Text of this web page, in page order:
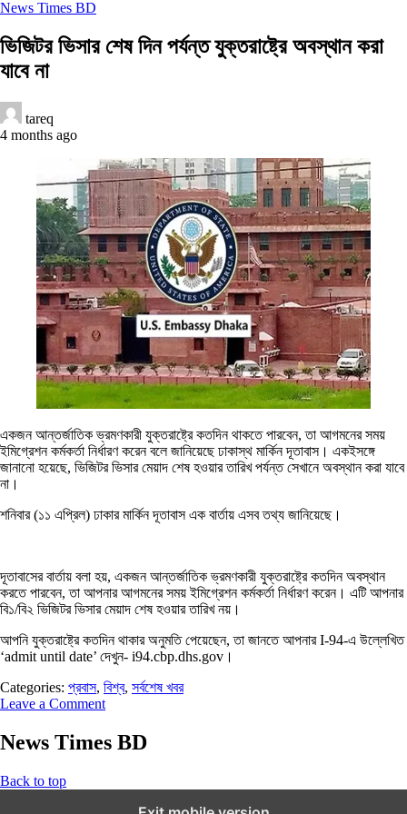
News Times BD
ভিজিটর ভিসার শেষ দিন পর্যন্ত যুক্তরাষ্ট্রে অবস্থান করা
যাবে না
tareq
4 months ago
একজন আন্তর্জাতিক ভ্রমণকারী যুক্তরাষ্ট্রে কতদিন থাকতে পারবেন, তা আগমনের সময়
ইমিগ্রেশন কর্মকর্তা নির্ধারণ করেন বলে জানিয়েছে ঢাকাস্থ মার্কিন দূতাবাস। একইসঙ্গে
জানানো হয়েছে, ভিজিটর ভিসার মেয়াদ শেষ হওয়ার তারিখ পর্যন্ত সেখানে অবস্থান করা যাবে
না।
শনিবার (১১ এপ্রিল) ঢাকার মার্কিন দূতাবাস এক বার্তায় এসব তথ্য জানিয়েছে।
দূতাবাসের বার্তায় বলা হয়, একজন আন্তর্জাতিক ভ্রমণকারী যুক্তরাষ্ট্রে কতদিন অবস্থান
করতে পারবেন, তা আপনার আগমনের সময় ইমিগ্রেশন কর্মকর্তা নির্ধারণ করেন। এটি আপনার
বি১/বি২ ভিজিটর ভিসার মেয়াদ শেষ হওয়ার তারিখ নয়।
আপনি যুক্তরাষ্ট্রে কতদিন থাকার অনুমতি পেয়েছেন, তা জানতে আপনার I-94-এ উল্লেখিত
‘admit until date’ দেখুন- i94.cbp.dhs.gov।
Categories: প্রবাস, বিশ্ব, সর্বশেষ খবর
Leave a Comment
News Times BD
Back to top